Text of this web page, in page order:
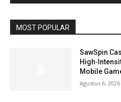
MOST POPULAR
SawSpin
Mobile
Agustus 6, 2026